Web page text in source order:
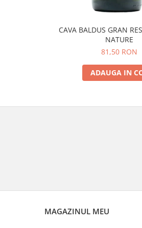
CAVA BALDUS GRAN
NATURE
81,50 RON
ADAUGA IN
MAGAZINUL MEU